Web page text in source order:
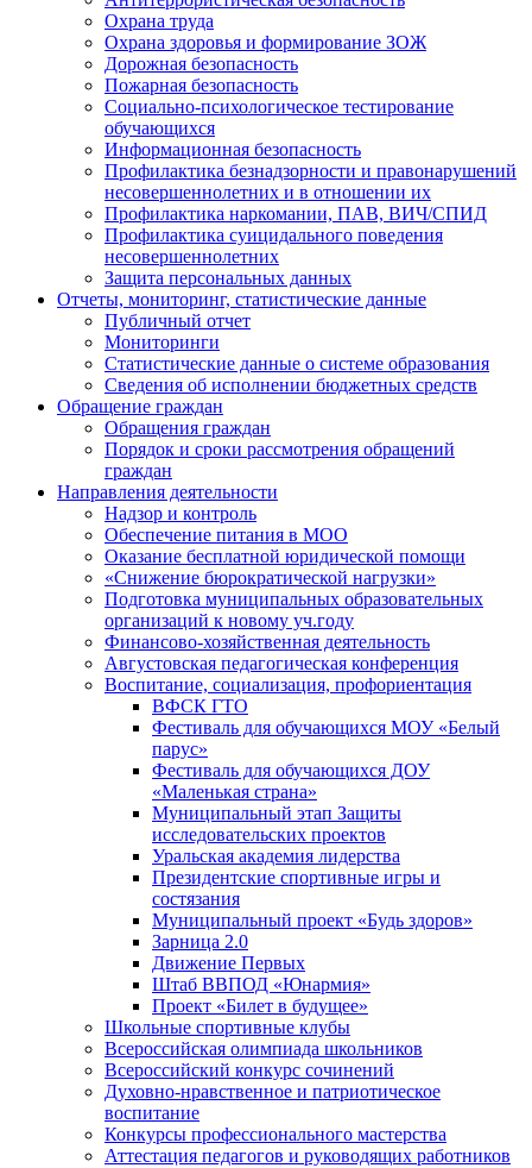
Охрана труда
Охрана здоровья и формирование ЗОЖ
Дорожная безопасность
Пожарная безопасность
Социально-психологическое тестирование
обучающихся
Информационная безопасность
Профилактика безнадзорности и правонарушений
несовершеннолетних и в отношении их
Профилактика наркомании, ПАВ, ВИЧ/СПИД
Профилактика суицидального поведения
несовершеннолетних
Защита персональных данных
Отчеты, мониторинг, статистические данные
Публичный отчет
Мониторинги
Статистические данные о системе образования
Сведения об исполнении бюджетных средств
Обращение граждан
Обращения граждан
Порядок и сроки рассмотрения обращений
граждан
Направления деятельности
Надзор и контроль
Обеспечение питания в МОО
Оказание бесплатной юридической помощи
«Снижение бюрократической нагрузки»
Подготовка муниципальных образовательных
организаций к новому уч.году
Финансово-хозяйственная деятельность
Августовская педагогическая конференция
Воспитание, социализация, профориентация
ВФСК ГТО
Фестиваль для обучающихся МОУ «Белый
парус»
Фестиваль для обучающихся ДОУ
«Маленькая страна»
Муниципальный этап Защиты
исследовательских проектов
Уральская академия лидерства
Президентские спортивные игры и
состязания
Муниципальный проект «Будь здоров»
Зарница 2.0
Движение Первых
Штаб ВВПОД «Юнармия»
Проект «Билет в будущее»
Школьные спортивные клубы
Всероссийская олимпиада школьников
Всероссийский конкурс сочинений
Духовно-нравственное и патриотическое
воспитание
Конкурсы профессионального мастерства
Аттестация педагогов и руководящих работников